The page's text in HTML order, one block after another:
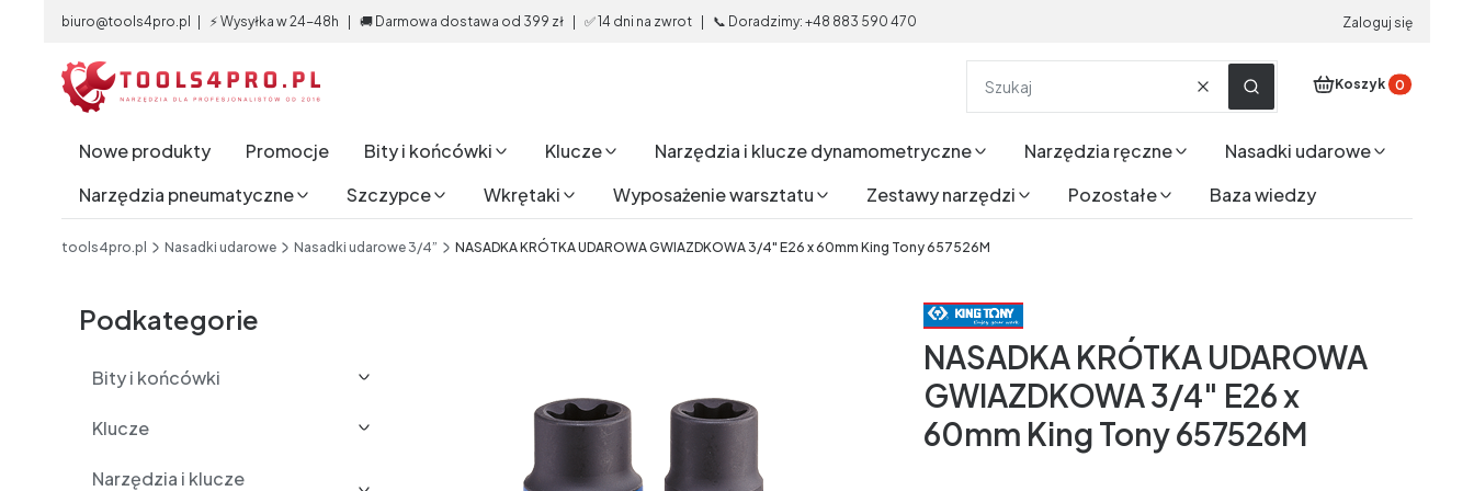
biuro@tools4pro.pl | ⚡ Wysyłka w 24-48h | 🚚 Darmowa dostawa od 399 zł | ✅ 14 dni na zwrot | 📞 Doradzimy: +48 883 590 470 Zaloguj się
WyczyśćSzukaj
Produkty w
Koszyk
Nowe produkty Promocje Bity i końcówki Klucze Narzędzia i klucze dynamometryczne Narzędzia ręczne
Nasadki udarowe
Narzędzia pneumatyczne
Szczypce Wkrętaki Wyposażenie warsztatu Zestawy narzędzi Pozostałe
Baza wiedzy
tools4pro.pl Nasadki udarowe Nasadki udarowe 3/4” NASADKA KRÓTKA UDAROWA GWIAZDKOWA 3/4" E26 x 60mm King Tony 657526M
Podkategorie
Bity i końcówki
Klucze
Narzędzia i klucze
NASADKA KRÓTKA UDAROWA
GWIAZDKOWA 3/4" E26 x
60mm King Tony 657526M